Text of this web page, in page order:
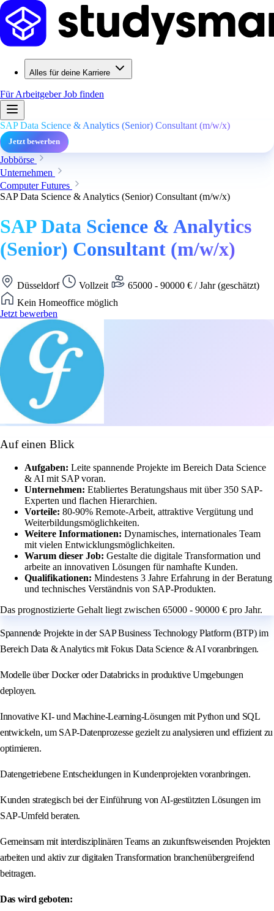
Alles für deine Karriere
Für ArbeitgeberJob finden
SAP Data Science & Analytics (Senior) Consultant (m/w/x)
Jetzt bewerben
Jobbörse
Unternehmen
Computer Futures
SAP Data Science & Analytics (Senior) Consultant (m/w/x)
SAP Data Science & Analytics
(Senior) Consultant (m/w/x)
Düsseldorf Vollzeit
65000 - 90000 € / Jahr (geschätzt)
Kein Homeoffice möglich
Jetzt bewerben
Auf einen Blick
Aufgaben: Leite spannende Projekte im Bereich Data Science
& AI mit SAP voran.
Unternehmen: Etabliertes Beratungshaus mit über 350 SAP-
Experten und flachen Hierarchien.
Vorteile: 80-90% Remote-Arbeit, attraktive Vergütung und
Weiterbildungsmöglichkeiten.
Weitere Informationen: Dynamisches, internationales Team
mit vielen Entwicklungsmöglichkeiten.
Warum dieser Job: Gestalte die digitale Transformation und
arbeite an innovativen Lösungen für namhafte Kunden.
Qualifikationen: Mindestens 3 Jahre Erfahrung in der Beratung
und technisches Verständnis von SAP-Produkten.
Das prognostizierte Gehalt liegt zwischen 65000 - 90000 € pro Jahr.
Spannende Projekte in der SAP Business Technology Platform (BTP) im
Bereich Data & Analytics mit Fokus Data Science & AI voranbringen.
Modelle über Docker oder Databricks in produktive Umgebungen
deployen.
Innovative KI- und Machine-Learning-Lösungen mit Python und SQL
entwickeln, um SAP-Datenprozesse gezielt zu analysieren und effizient zu
optimieren.
Datengetriebene Entscheidungen in Kundenprojekten voranbringen.
Kunden strategisch bei der Einführung von AI-gestützten Lösungen im
SAP-Umfeld beraten.
Gemeinsam mit interdisziplinären Teams an zukunftsweisenden Projekten
arbeiten und aktiv zur digitalen Transformation branchenübergreifend
beitragen.
Das wird geboten: